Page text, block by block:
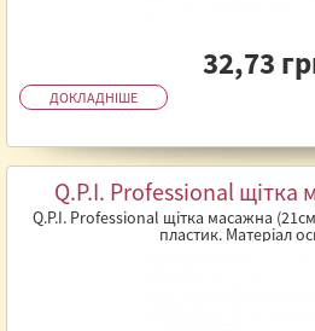
32,73
ДОКЛАДНІШЕ
Q.P.I. Professional щітка
Q.P.I. Professional щітка масажна
пластик. Матеріал